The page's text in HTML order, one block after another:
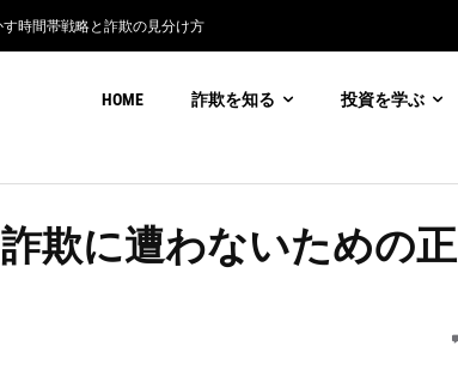
間帯戦略と詐欺の見分け方
で解説】
HOME 詐欺を知る 投資を学ぶ
欺に遭わないための正